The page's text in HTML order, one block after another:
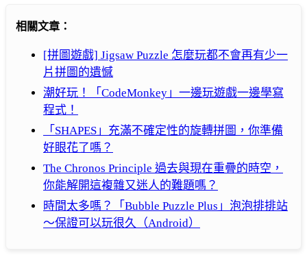
相關文章：
[拼圖遊戲] Jigsaw Puzzle 怎麼玩都不會再有少一
片拼圖的遺憾
潮好玩！「CodeMonkey」一邊玩遊戲一邊學寫
程式！
「SHAPES」充滿不確定性的旋轉拼圖，你準備
好眼花了嗎？
The Chronos Principle 過去與現在重疊的時空，
你能解開這複雜又迷人的難題嗎？
時間太多嗎？「Bubble Puzzle Plus」泡泡排排站
～保證可以玩很久（Android）